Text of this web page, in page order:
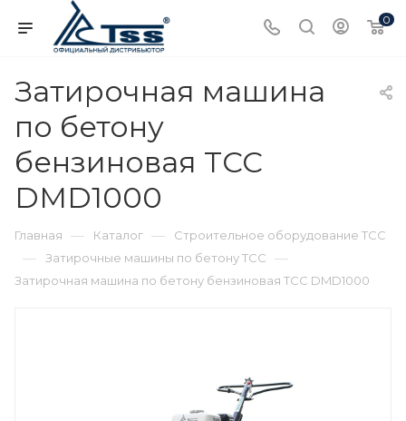
0
Затирочная машина
по бетону
бензиновая ТСС
DMD1000
Главная — Каталог — Строительное оборудование ТСС
— Затирочные машины по бетону ТСС —
Затирочная машина по бетону бензиновая ТСС DMD1000